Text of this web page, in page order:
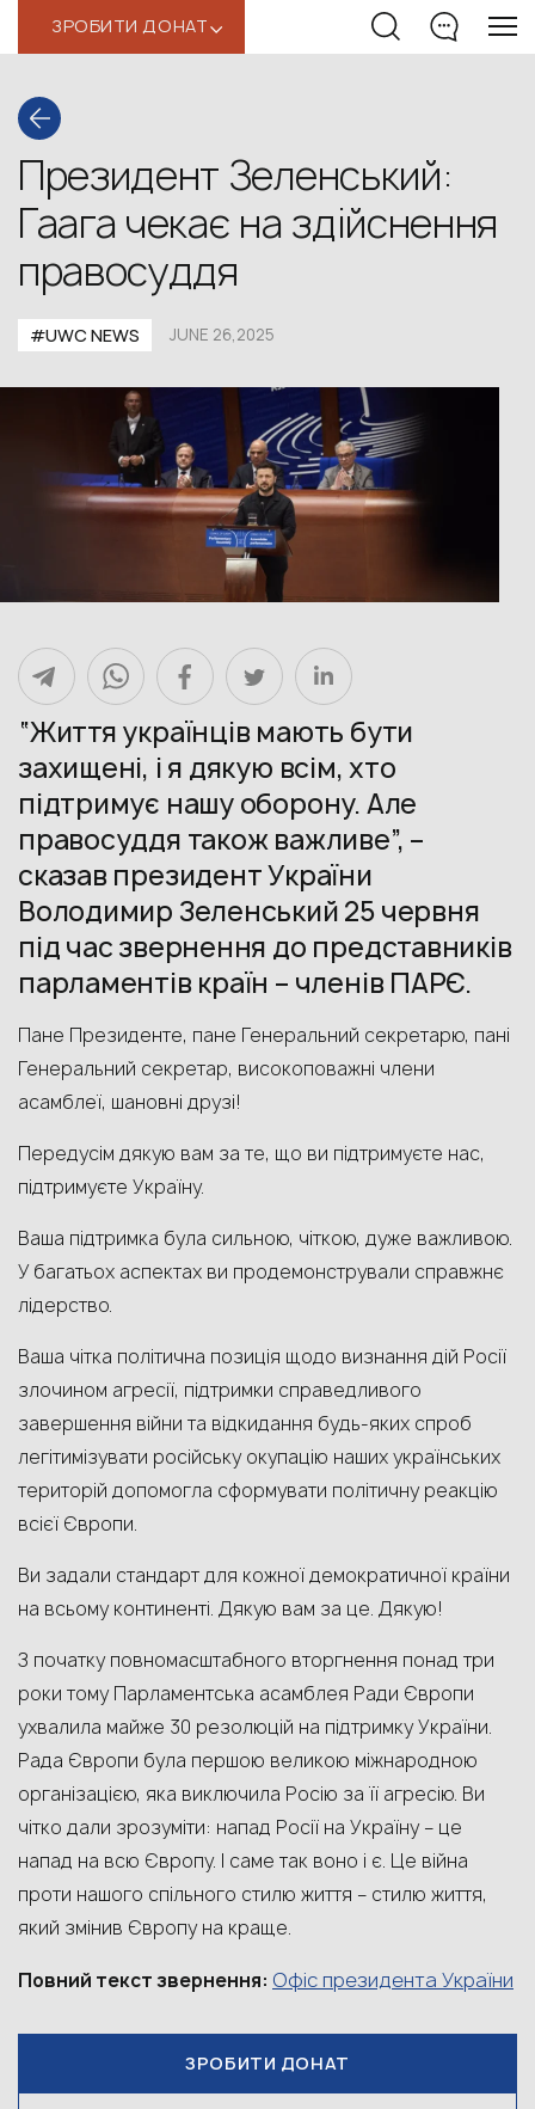
ЗРОБИТИ ДОНАТ‹
Президент Зеленський:
Гаага чекає на здійснення
правосуддя
#UWС NEWS JUNE 26,2025
“Життя українців мають бути
захищені, і я дякую всім, хто
підтримує нашу оборону. Але
правосуддя також важливе”, –
сказав президент України
Володимир Зеленський 25 червня
під час звернення до представників
парламентів країн – членів ПАРЄ.
Пане Президенте, пане Генеральний секретарю, пані
Генеральний секретар, високоповажні члени
асамблеї, шановні друзі!
Передусім дякую вам за те, що ви підтримуєте нас,
підтримуєте Україну.
Ваша підтримка була сильною, чіткою, дуже важливою.
У багатьох аспектах ви продемонстрували справжнє
лідерство.
Ваша чітка політична позиція щодо визнання дій Росії
злочином агресії, підтримки справедливого
завершення війни та відкидання будь-яких спроб
легітимізувати російську окупацію наших українських
територій допомогла сформувати політичну реакцію
всієї Європи.
Ви задали стандарт для кожної демократичної країни
на всьому континенті. Дякую вам за це. Дякую!
З початку повномасштабного вторгнення понад три
роки тому Парламентська асамблея Ради Європи
ухвалила майже 30 резолюцій на підтримку України.
Рада Європи була першою великою міжнародною
організацією, яка виключила Росію за її агресію. Ви
чітко дали зрозуміти: напад Росії на Україну – це
напад на всю Європу. І саме так воно і є. Це війна
проти нашого спільного стилю життя – стилю життя,
який змінив Європу на краще.
Повний текст звернення: Офіс президента України
ЗРОБИТИ ДОНАТ